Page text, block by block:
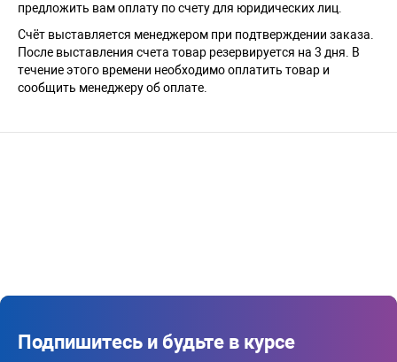
предложить вам оплату по счету для юридических лиц.
Счёт выставляется менеджером при подтверждении заказа.
После выставления счета товар резервируется на 3 дня. В
течение этого времени необходимо оплатить товар и
сообщить менеджеру об оплате.
Подпишитесь и будьте в курсе